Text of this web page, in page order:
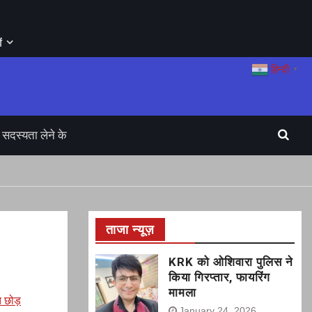
हिन्दी ▼
सदस्यता लेने के
छोड़
ताजा न्यूज़
KRK को ओशिवारा पुलिस ने
किया गिरप्तार, फायरिंग
मामला